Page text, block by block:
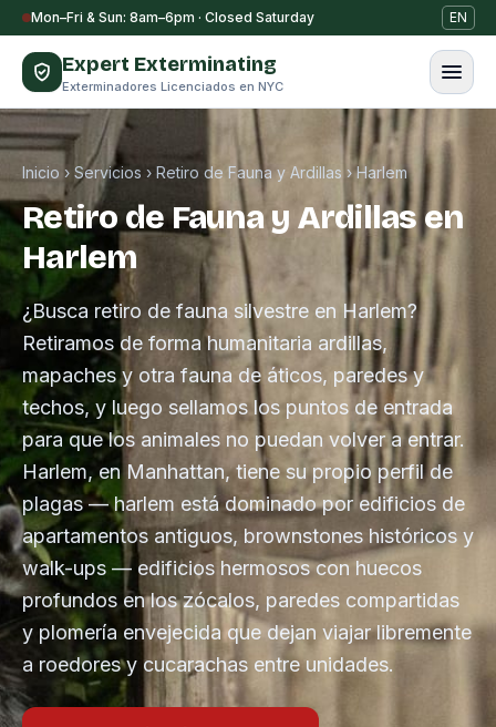
Saltar al contenido
Mon–Fri & Sun: 8am–6pm · Closed Saturday EN
Expert Exterminating
Exterminadores Licenciados en NYC
Inicio › Servicios › Retiro de Fauna y Ardillas ›Harlem
Retiro de Fauna y Ardillas en
Harlem
¿Busca retiro de fauna silvestre en Harlem?
Retiramos de forma humanitaria ardillas,
mapaches y otra fauna de áticos, paredes y
techos, y luego sellamos los puntos de entrada
para que los animales no puedan volver a entrar.
Harlem, en Manhattan, tiene su propio perfil de
plagas — harlem está dominado por edificios de
apartamentos antiguos, brownstones históricos y
walk-ups — edificios hermosos con huecos
profundos en los zócalos, paredes compartidas
y plomería envejecida que dejan viajar libremente
a roedores y cucarachas entre unidades.